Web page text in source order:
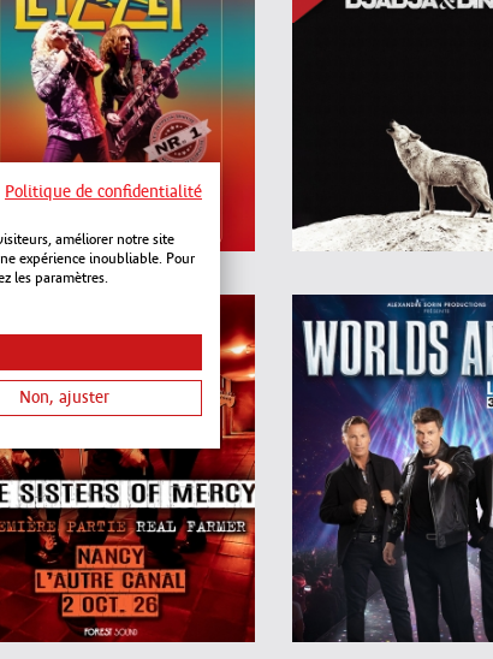
Politique de confidentialité
améliorer notre site
expérience inoubliable. Pour
les paramètres.
Non, ajuster